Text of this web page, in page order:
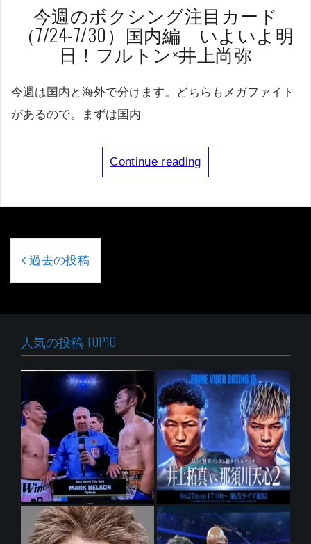
今週のボクシング注目カード
（7/24-7/30）国内編 いよいよ明
日！フルトン×井上尚弥
今週は国内と海外で分けます。どちらもメガファイト
があるので。まずは国内
Continue reading
投
稿
ー
ョ
ン
過去の投稿
人気の投稿 TOP10